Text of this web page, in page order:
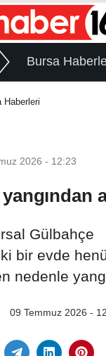
Bursa
Haberleri
2026 - 12:23
Gülbahçe
bir evde
nedenle
09 Temmuz 2026 -